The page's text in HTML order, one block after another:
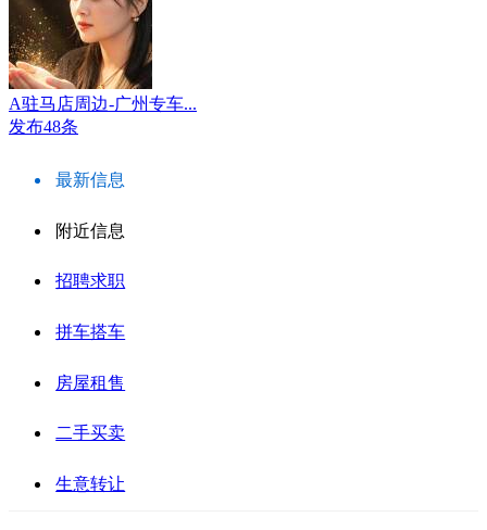
A驻马店周边-广州专车...
发布48条
最新信息
附近信息
招聘求职
拼车搭车
房屋租售
二手买卖
生意转让